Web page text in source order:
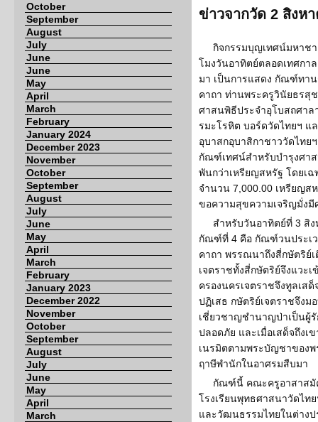
October
September
August
July
June
June
May
April
March
February
January 2024
December 2023
November
October
September
August
July
June
May
April
March
February
January 2023
December 2022
November
October
September
August
July
June
May
April
March
ข่าวจากวัด 2 สิงห
กิจกรรมบุญเทศน์มหาช
โมงวันอาทิตย์ตลอดเทศกา
มา เป็นการแสดง กัณฑ์ทา
คาถา ท่านพระครูวินัยธร
ศาสนพิธีประจำอุโบสถศาล
รมะโรหิต บอร์ดวัดไทยฯ
อุบาสกอุบาสิกาชาววัดไทย
กัณฑ์เทศน์สำหรับบำรุงศา
พันกว่าเหรียญสหรัฐ โดยเ
จำนวน 7,000.00 เหรียญ
ขอความสุขความเจริญมั่งมี
สำหรับวันอาทิตย์ที่ 3 สิ
กัณฑ์ที่ 4 คือ กัณฑ์วนประเว
คาถา พรรณนาถึงสี่กษัตริย์เ
เจตราชทั้งสี่กษัตริย์จึงแวะ
ครองนครเจตราชจึงทูลเส
ปฏิเสธ กษัตริย์เจตราชจึงม
เชี่ยวชาญชำนาญป่าเป็นผู้รั
ปลอดภัย และเมื่อเสด็จถึง
เนรมิตตามพระบัญชาของพ
ฤาษีพำนักในอาศรมสืบมา
กัณฑ์นี้ คณะครูอาสาสมั
โรงเรียนพุทธศาสนาวัดไท
และวัฒนธรรมไทยในต่าง